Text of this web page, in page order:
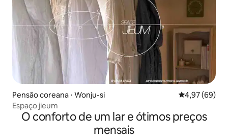
Pensão coreana ⋅ Wonju-si 4,97 de uma
4,97 (69)
Espaço jieum
O conforto de um lar e ótimos preços
mensais